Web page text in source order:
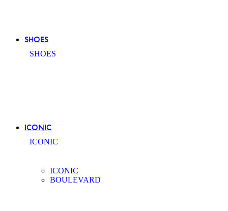
SHOES
SHOES
ICONIC
ICONIC
ICONIC
BOULEVARD